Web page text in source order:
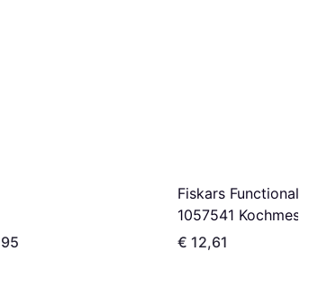
Fiskars Functional
1057541 Kochmesser
cm
€ 12,61